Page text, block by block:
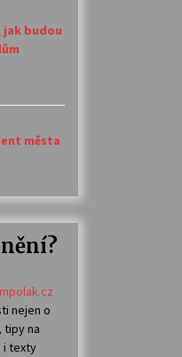
jak budou
města
nejen o
tipy na
i texty